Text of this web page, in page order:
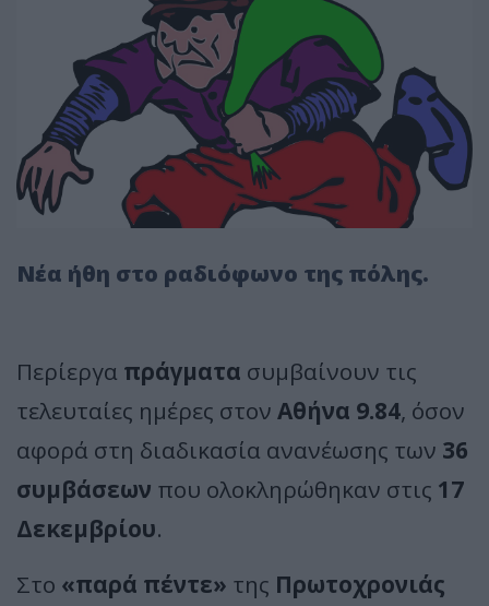
Νέα ήθη στο ραδιόφωνο της πόλης.
Περίεργα πράγματα συμβαίνουν τις
τελευταίες ημέρες στον Αθήνα 9.84, όσον
αφορά στη διαδικασία ανανέωσης των 36
συμβάσεων που ολοκληρώθηκαν στις 17
Δεκεμβρίου.
Στο «παρά πέντε» της Πρωτοχρονιάς